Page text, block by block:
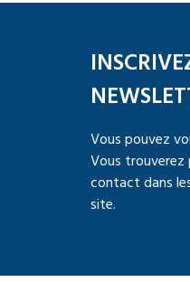
Vous pouvez
Vous
contact dans
site.